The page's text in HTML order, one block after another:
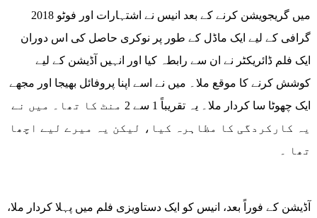
2018 میں گریجویشن کرنے کے بعد انیس نے اشتہارات اور فوٹو
گرافی کے لیے ایک ماڈل کے طور پر نوکری حاصل کی اس دوران
ایک فلم ڈائریکٹر نے ان سے رابطہ کیا اور انہیں آڈیشن کے لیے
کوشش کرنے کا موقع ملا۔ میں نے اسے اپنا پروفائل بھیجا اور مجھے
ایک چھوٹا سا کردار ملا۔ یہ تقریباً 1 سے 2 منٹ کا تھا۔ میں نے
یہ کارکردگی کا مظاہرہ کیا، لیکن یہ میرے لیے اچھا
تھا ۔
آڈیشن کے فوراً بعد، انیس کو ایک دستاویزی فلم میں پہلا کردار ملا،